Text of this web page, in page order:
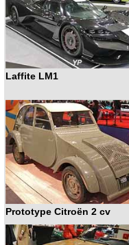
Laffite LM1
Prototype Citroën 2 cv